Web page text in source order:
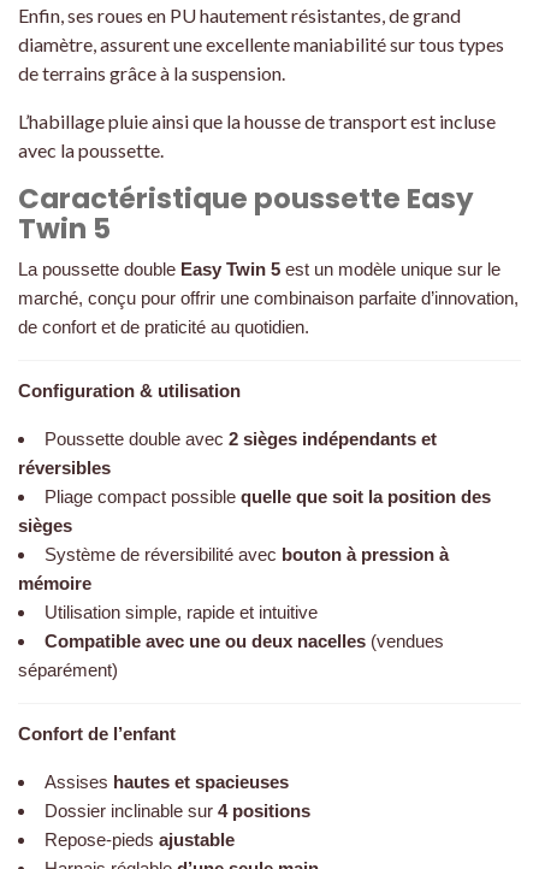
Enfin, ses roues en PU hautement résistantes, de grand
diamètre, assurent une excellente maniabilité sur tous types
de terrains grâce à la suspension.
L’habillage pluie ainsi que la housse de transport est incluse
avec la poussette.
Caractéristique poussette Easy
Twin 5
La poussette double Easy Twin 5 est un modèle unique sur le
marché, conçu pour offrir une combinaison parfaite d’innovation,
de confort et de praticité au quotidien.
Configuration & utilisation
Poussette double avec 2 sièges indépendants et
réversibles
Pliage compact possible quelle que soit la position des
sièges
Système de réversibilité avec bouton à pression à
mémoire
Utilisation simple, rapide et intuitive
Compatible avec une ou deux nacelles (vendues
séparément)
Confort de l’enfant
Assises hautes et spacieuses
Dossier inclinable sur 4 positions
Repose-pieds ajustable